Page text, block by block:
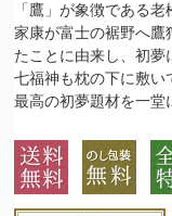
「鷹」が象徴である
家康が富士の裾野へ鷹
たことに由来し、初夢
七福神も枕の下に敷い
最高の初夢題材を一堂